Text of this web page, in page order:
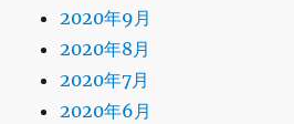
2020年9月
2020年8月
2020年7月
2020年6月